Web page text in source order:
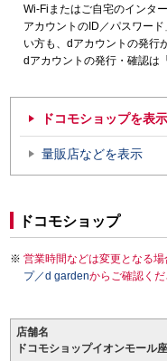
Wi-Fiまたはご自宅のインタ
アカウントのID／パスワー
い方も、dアカウントの発行
dアカウントの発行・確認は「
ドコモショップを表示
量販店などを表示
ドコモショップ
営業時間などは変更となる
プ／d gardenからご確認くだ
店舗名
ドコモショップイオンモール